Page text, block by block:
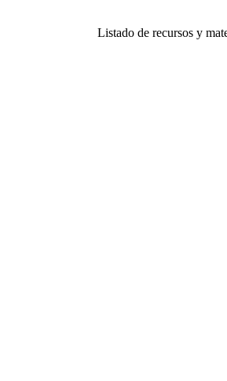
Listado de recursos y